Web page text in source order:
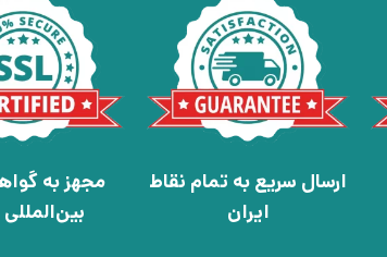
ارسال سریع به تمام نقاط
ایران
مجهز به
بین‌المللی SSL